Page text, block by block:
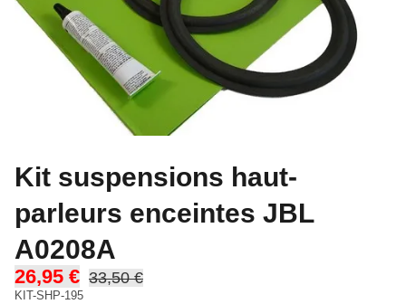
Kit suspensions haut-
parleurs enceintes JBL
A0208A
26,95 € 33,50 €
KIT-SHP-195